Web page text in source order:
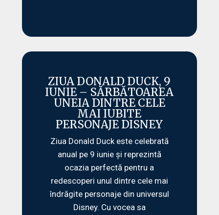
ZIUA DONALD DUCK, 9
IUNIE – SĂRBĂTOAREA
UNEIA DINTRE CELE
MAI IUBITE
PERSONAJE DISNEY
Ziua Donald Duck este celebrată
anual pe 9 iunie și reprezintă
ocazia perfectă pentru a
redescoperi unul dintre cele mai
îndrăgite personaje din universul
Disney. Cu vocea sa